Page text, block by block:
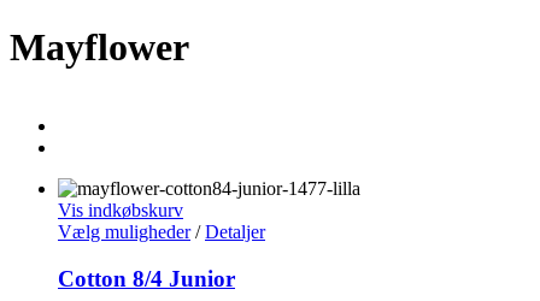
Mayflower
Vis indkøbskurv
Vælg muligheder/ Detaljer
Cotton 8/4 Junior